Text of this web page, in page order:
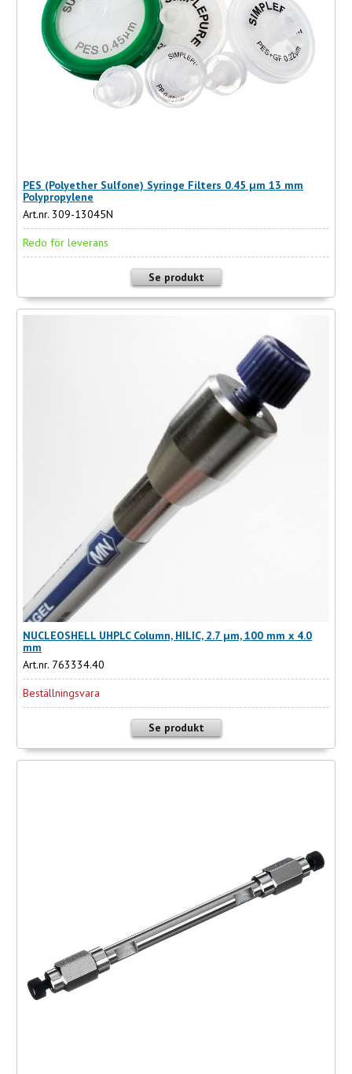
PES (Polyether Sulfone) Syringe Filters 0.45 µm 13 mm
Polypropylene
Art.nr. 309-13045N
Redo för leverans
Se produkt
NUCLEOSHELL UHPLC Column, HILIC, 2.7 µm, 100 mm x 4.0
mm
Art.nr. 763334.40
Beställningsvara
Se produkt